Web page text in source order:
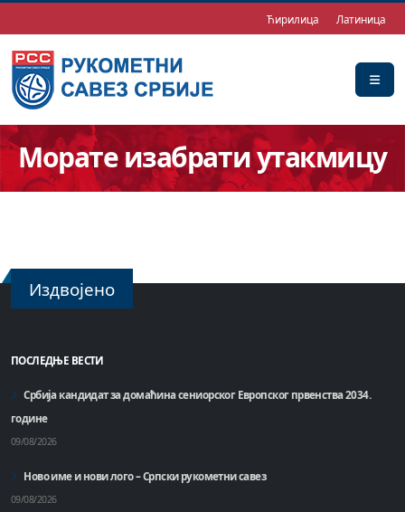
Ћирилица Латиница
Морате изабрати утакмицу
Издвојено
ПОСЛЕДЊЕ ВЕСТИ
Србија кандидат за домаћинa сениорског Европског првенства 2034.
године
09/08/2026
Ново име и нови лого – Српски рукометни савез
09/08/2026